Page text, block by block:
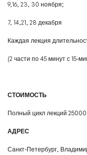
9,16, 23, 30 ноября;
7, 14,21, 28 декабря
Каждая лекция
(2 части по 45 минут с 15-
СТОИМОСТЬ
Полный цикл лекций
АДРЕС
Санкт-Петербург,